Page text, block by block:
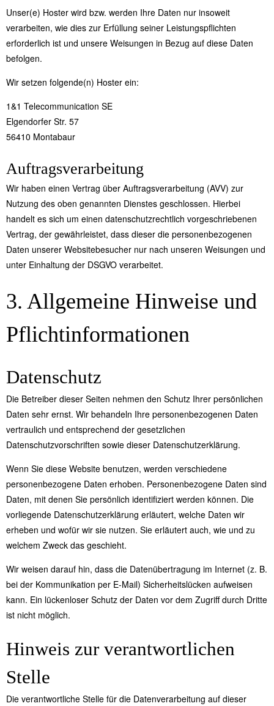
Unser(e) Hoster wird bzw. werden Ihre Daten nur insoweit
verarbeiten, wie dies zur Erfüllung seiner Leistungspflichten
erforderlich ist und unsere Weisungen in Bezug auf diese Daten
befolgen.
Wir setzen folgende(n) Hoster ein:
1&1 Telecommunication SE
Elgendorfer Str. 57
56410 Montabaur
Auftragsverarbeitung
Wir haben einen Vertrag über Auftragsverarbeitung (AVV) zur
Nutzung des oben genannten Dienstes geschlossen. Hierbei
handelt es sich um einen datenschutzrechtlich vorgeschriebenen
Vertrag, der gewährleistet, dass dieser die personenbezogenen
Daten unserer Websitebesucher nur nach unseren Weisungen und
unter Einhaltung der DSGVO verarbeitet.
3. Allgemeine Hinweise und
Pflicht­informationen
Datenschutz
Die Betreiber dieser Seiten nehmen den Schutz Ihrer persönlichen
Daten sehr ernst. Wir behandeln Ihre personenbezogenen Daten
vertraulich und entsprechend der gesetzlichen
Datenschutzvorschriften sowie dieser Datenschutzerklärung.
Wenn Sie diese Website benutzen, werden verschiedene
personenbezogene Daten erhoben. Personenbezogene Daten sind
Daten, mit denen Sie persönlich identifiziert werden können. Die
vorliegende Datenschutzerklärung erläutert, welche Daten wir
erheben und wofür wir sie nutzen. Sie erläutert auch, wie und zu
welchem Zweck das geschieht.
Wir weisen darauf hin, dass die Datenübertragung im Internet (z. B.
bei der Kommunikation per E-Mail) Sicherheitslücken aufweisen
kann. Ein lückenloser Schutz der Daten vor dem Zugriff durch Dritte
ist nicht möglich.
Hinweis zur verantwortlichen
Stelle
Die verantwortliche Stelle für die Datenverarbeitung auf dieser